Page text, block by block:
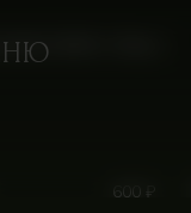
ВИНО | 150мл |
600 ₽